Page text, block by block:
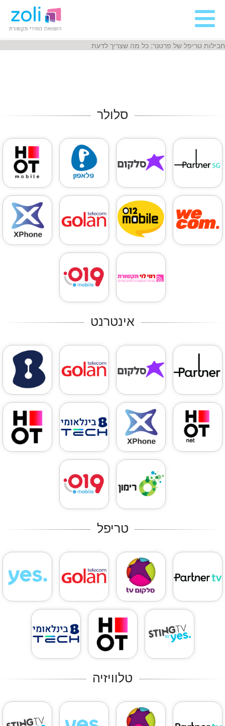
חבילות טריפל של פרטנר: כל מה שצריך לדעת